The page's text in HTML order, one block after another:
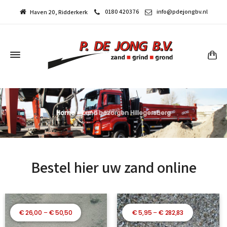
Haven 20, Ridderkerk 0180 420376 info@pdejongbv.nl
Home»Zand bezorgen Hillegersberg
Bestel hier uw zand online
€26,00 – €50,50Prijsklasse:
€ 26,00
€5,95–€ 282,83Prijsklasse:
€ 5,95